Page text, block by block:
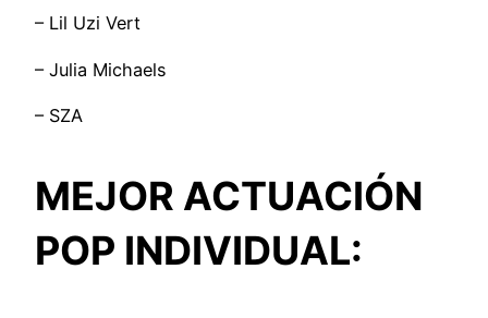
– Lil Uzi Vert
– Julia Michaels
– SZA
MEJOR ACTUACIÓN
POP INDIVIDUAL: